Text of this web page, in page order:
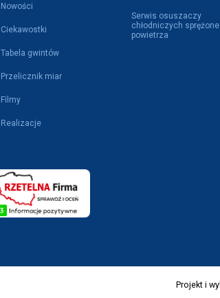
Nowości
Ciekawostki
Tabela gwintów
Przelicznik miar
Filmy
Realizacje
Serwis osuszaczy
chłodniczych
powietrza
Projekt i